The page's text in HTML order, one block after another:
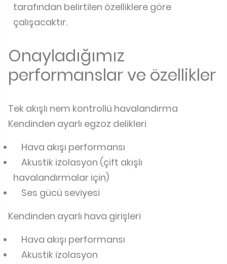
tarafından belirtilen özelliklere göre
çalışacaktır.
Onayladığımız
performanslar ve özellikler
Tek akışlı nem kontrollü havalandırma
Kendinden ayarlı egzoz delikleri
Hava akışı performansı
Akustik izolasyon (çift akışlı
havalandırmalar için)
Ses gücü seviyesi
Kendinden ayarlı hava girişleri
Hava akışı performansı
Akustik izolasyon